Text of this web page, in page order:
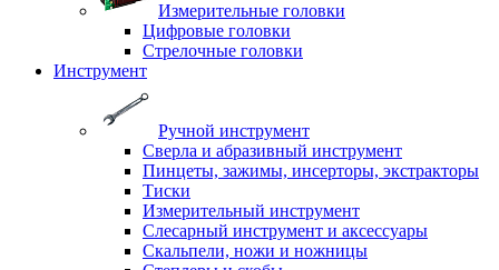
Измерительные головки
Цифровые головки
Стрелочные головки
Инструмент
Ручной инструмент
Сверла и абразивный инструмент
Пинцеты, зажимы, инсерторы, экстракторы
Тиски
Измерительный инструмент
Слесарный инструмент и аксессуары
Скальпели, ножи и ножницы